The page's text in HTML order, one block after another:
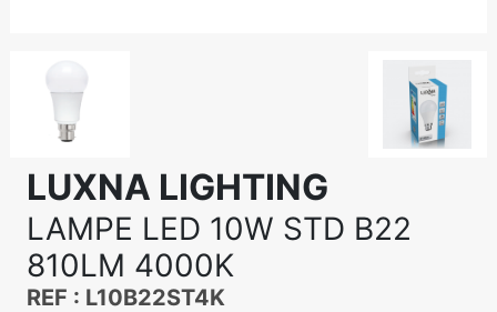
LUXNA LIGHTING
LAMPE LED 10W STD B22
810LM 4000K
REF : L10B22ST4K